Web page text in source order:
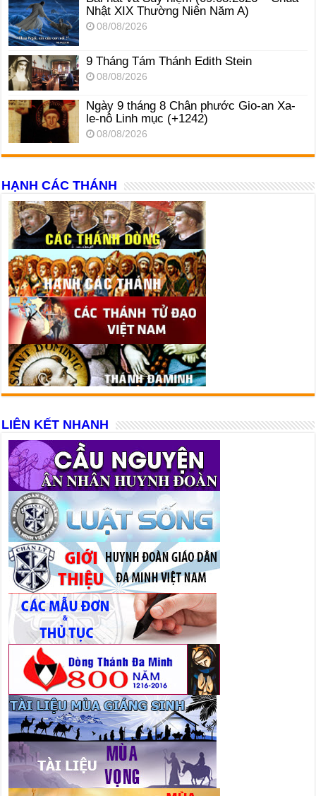
Nhật XIX Thường Niên Năm A)
08/08/2026
9 Tháng Tám Thánh Edith Stein
08/08/2026
Ngày 9 tháng 8 Chân phước Gio-an Xa-
le-nô Linh mục (+1242)
08/08/2026
HẠNH CÁC THÁNH
LIÊN KẾT NHANH